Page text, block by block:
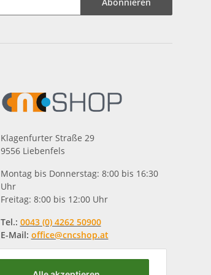
Klagenfurter Straße 29
9556 Liebenfels
Montag bis Donnerstag: 8:00 bis 16:30
Uhr
Freitag: 8:00 bis 12:00 Uhr
Tel.: 0043 (0) 4262 50900
E-Mail: office@cncshop.at